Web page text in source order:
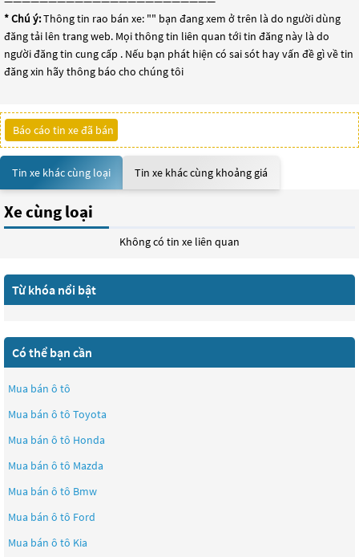
* Chú ý:Thông tin rao bán xe: "" bạn đang xem ở trên là do người dùng
đăng tải lên trang web. Mọi thông tin liên quan tới tin đăng này là do
người đăng tin cung cấp . Nếu bạn phát hiện có sai sót hay vấn đề gì về tin
đăng xin hãy thông báo cho chúng tôi
Báo cáo tin xe đã bán
Tin xe khác cùng loại Tin xe khác cùng khoảng giá
Xe cùng loại
Không có tin xe liên quan
Từ khóa nổi bật
Có thể bạn cần
Mua bán ô tô
Mua bán ô tô Toyota
Mua bán ô tô Honda
Mua bán ô tô Mazda
Mua bán ô tô Bmw
Mua bán ô tô Ford
Mua bán ô tô Kia